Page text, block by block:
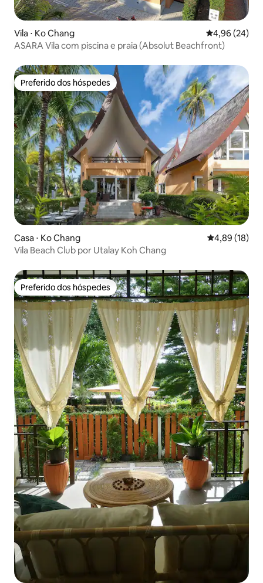
Vila ⋅ Ko Chang 4,96 de uma
4,96 (24)
ASARA Vila com piscina e praia (Absolut Beachfront)
Preferido dos hóspedes
Preferido dos hóspedes
Casa ⋅ Ko Chang 4,89 de uma
4,89 (18)
Vila Beach Club por Utalay Koh Chang
Preferido dos hóspedes
Preferido dos hóspedes